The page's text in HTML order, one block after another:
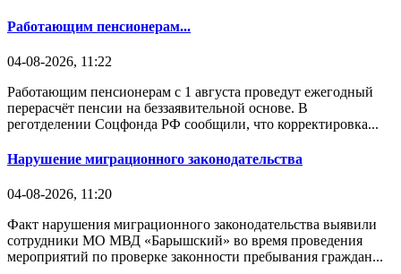
Работающим пенсионерам...
04-08-2026, 11:22
Работающим пенсионерам с 1 августа проведут ежегодный
перерасчёт пенсии на беззаявительной основе. В
реготделении Соцфонда РФ сообщили, что корректировка...
Нарушение миграционного законодательства
04-08-2026, 11:20
Факт нарушения миграционного законодательства выявили
сотрудники МО МВД «Барышский» во время проведения
мероприятий по проверке законности пребывания граждан...